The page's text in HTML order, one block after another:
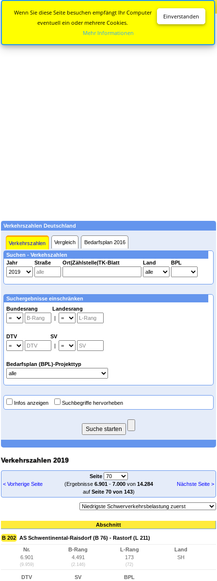
Verkehrszahlen Deutschland
Verkehrszahlen Vergleich Bedarfsplan 2016
Suchen - Verkehszahlen
Jahr
Straße Ort|Zählstelle|TK-Blatt Land BPL
Suchergebnisse einschränken
Bundesrang Landesrang
|
DTV SV
|
Bedarfsplan (BPL)-Projekttyp
Infos anzeigen Suchbegriffe hervorheben
Verkehrszahlen 2019
< Vorherige Seite
Seite
(Ergebnisse 6.901- 7.000von 14.284
auf Seite 70 von 143)
Nächste Seite >
Abschnitt
B 202 AS Schwentinental-Raisdorf (B 76) - Rastorf (L 211)
Nr.
6.901
(9.959)
B-Rang
4.491
(2.146)
L-Rang
173
(72)
Land
SH
DTV
SV
BPL
Einverstanden
Wenn Sie diese Seite besuchen empfängt Ihr Computer
eventuell ein oder mehrere Cookies.
Mehr Informationen